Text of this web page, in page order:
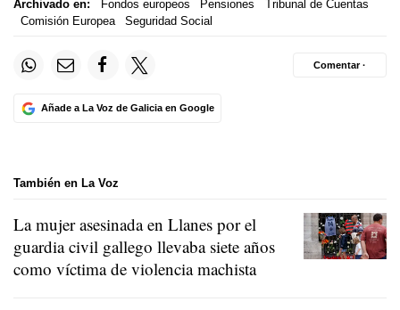
Archivado en: Fondos europeos Pensiones
Tribunal de Cuentas
Comisión Europea
Seguridad Social
Añade a La Voz de Galicia en Google
Comentar ·
También en La Voz
La mujer asesinada en Llanes por el
guardia civil gallego llevaba siete años
como víctima de violencia machista